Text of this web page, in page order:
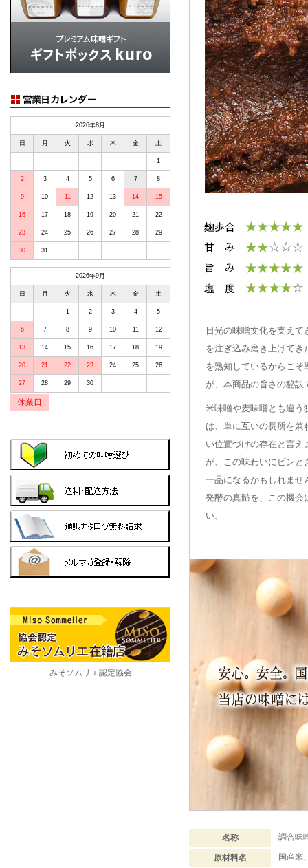
日光の味噌文化を支え
を注ぎ込み磨き上げて
を熟知しているからこ
が、本商品の旨さの秘訣
米味噌や麦味噌とも違う
は、単に互いの長所を
い位置づけの存在と言
が、この味わいにピン
一品になるかもしれませ
発酵の真髄を、この機会
い。
名称 調合味
原材料名 国産米
2026年8月
日 月 火 水 木 金 土
1
2 3 4 5 6 7 8
9 10 11 12 13 14 15
16 17 18 19 20 21 22
23 24 25 26 27 28 29
30 31
2026年9月
日 月 火 水 木 金 土
1 2 3 4 5
6 7 8 9 10 11 12
13 14 15 16 17 18 19
20 21 22 23 24 25 26
27 28 29 30
休業日
みそソムリエ認定協会